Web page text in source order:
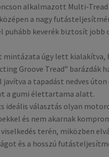
alkalmazott Multi-Tread
a nagy
puhább keverék biztosít
úgy lett kialakítva,
Groove Tread” barázdák
javítva a tapadást nedves
a gumi élettartama alatt.
ideális választás olyan
és nem akarnak
terén, miközben
és a hosszú